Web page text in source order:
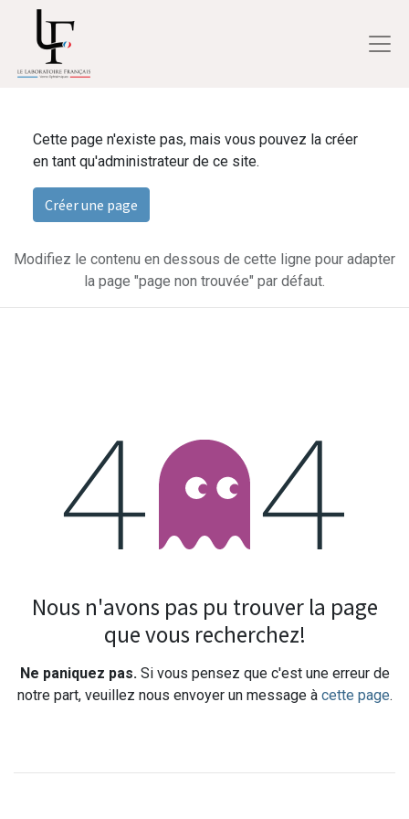
Cette page n'existe pas, mais vous pouvez la créer
en tant qu'administrateur de ce site.
Créer une page
Modifiez le contenu en dessous de cette ligne pour adapter
la page "page non trouvée" par défaut.
Erreur 404
Nous n'avons pas pu trouver la page
que vous recherchez!
Ne paniquez pas.Si vous pensez que c'est une erreur de
notre part, veuillez nous envoyer un message à cette page.